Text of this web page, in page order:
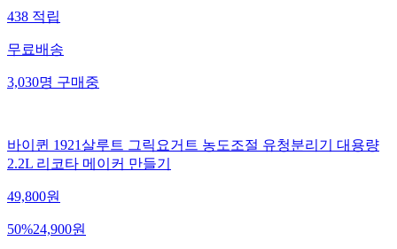
438적립
무료배송
3,030명구매중
바이퀸 1921살루트 그릭요거트 농도조절 유청분리기 대용량
2.2L 리코타 메이커 만들기
49,800원
50%24,900원